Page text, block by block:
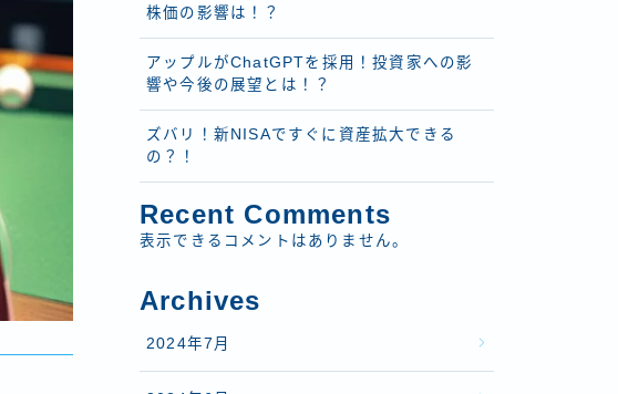
株価の影響は！？
アップルがChatGPTを採用！投資家への影
響や今後の展望とは！？
ズバリ！新NISAですぐに資産拡大できる
の？！
Recent Comments
表示できるコメントはありません。
Archives
2024年7月